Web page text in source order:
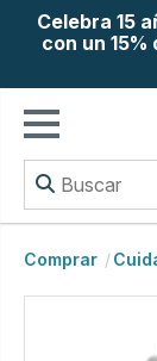
Celebra 15
con un
Comprar